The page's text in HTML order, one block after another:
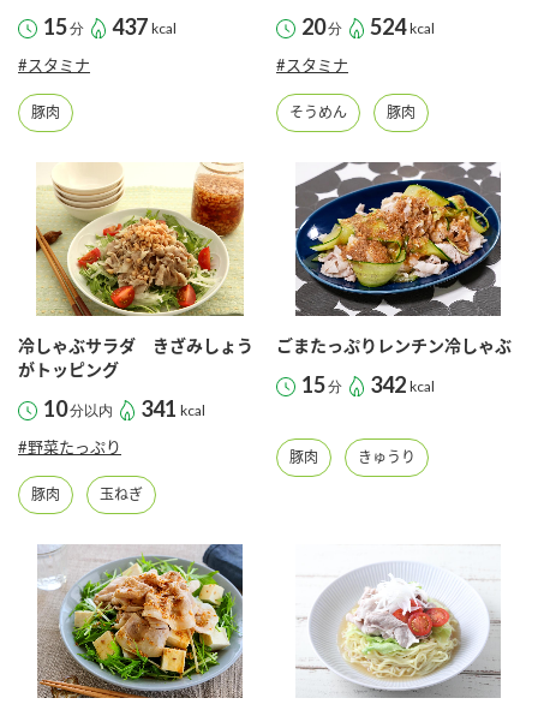
鍋用調味料
つゆ たれ
スープ 中華
クイック調味料 レモン果汁
ふりかけ
炊き込みご飯の素 米飯用調味液
納豆 Fibee
ブランド・スペシャルサイト
ブランド・スペシャルサイト トップ
商品ブランドサイト
くらしプラ酢
カンタン酢
お酢ドリンク
味ぽん
ぽん酢
つゆ
鍋なび
納豆のサイト
PIN印
三ツ判山吹
千夜
国内事業概要
ミツカングループについて
企業理念
ミツカンの歴史
ミツカンを知る
環境への取り組み
水の文化センター（アーカイブ）
ZENB initiative
MIM（ミツカンミュージアム）
採用情報
ニュースリリース
お客様相談センター
お客様の声をいかしました
販売終了製品のご案内
よくあるご質問
15分 437 kcal
#スタミナ
豚肉
20分 524 kcal
#スタミナ
そうめん 豚肉
冷しゃぶサラダ きざみしょう
がトッピング
10分以内 341 kcal
#野菜たっぷり
豚肉 玉ねぎ
ごまたっぷりレンチン冷しゃぶ
15分 342 kcal
豚肉 きゅうり